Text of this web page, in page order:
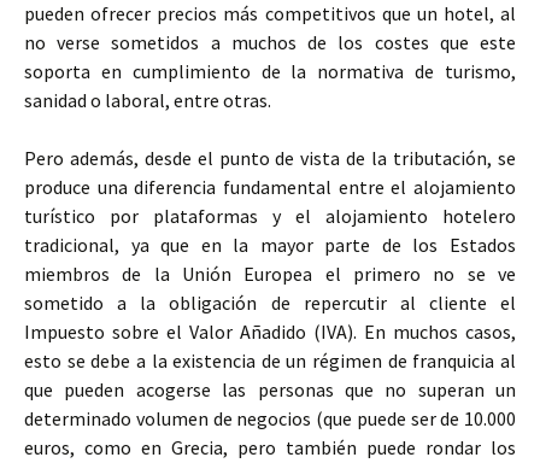
pueden ofrecer precios más competitivos que un hotel, al
no verse sometidos a muchos de los costes que este
soporta en cumplimiento de la normativa de turismo,
sanidad o laboral, entre otras.
Pero además, desde el punto de vista de la tributación, se
produce una diferencia fundamental entre el alojamiento
turístico por plataformas y el alojamiento hotelero
tradicional, ya que en la mayor parte de los Estados
miembros de la Unión Europea el primero no se ve
sometido a la obligación de repercutir al cliente el
Impuesto sobre el Valor Añadido (IVA). En muchos casos,
esto se debe a la existencia de un régimen de franquicia al
que pueden acogerse las personas que no superan un
determinado volumen de negocios (que puede ser de 10.000
euros, como en Grecia, pero también puede rondar los